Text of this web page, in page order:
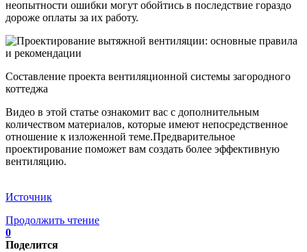
неопытности ошибки могут обойтись в последствие гораздо
дороже оплаты за их работу.
Составление проекта вентиляционной системы загородного
коттеджа
Видео в этой статье ознакомит вас с дополнительным
количеством материалов, которые имеют непосредственное
отношение к изложенной теме.Предварительное
проектирование поможет вам создать более эффективную
вентиляцию.
Источник
Продолжить чтение
0
Поделится